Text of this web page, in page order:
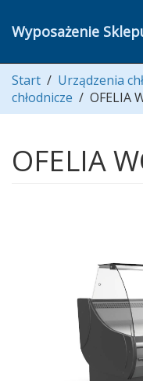
Wyposażenie
Start / Urządzenia
chłodnicze / OFELIA
OFELIA